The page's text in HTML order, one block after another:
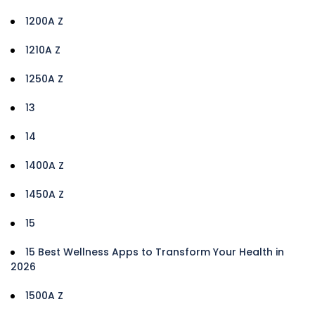
1200A Z
1210A Z
1250A Z
13
14
1400A Z
1450A Z
15
15 Best Wellness Apps to Transform Your Health in
2026
1500A Z